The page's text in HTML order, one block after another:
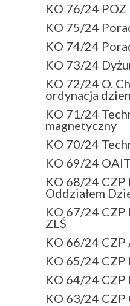
KO 76/24 POZ
KO 75/24
KO 74/24
KO 73/24
KO 72/24 O.
ordynacja
KO 71/24
magnetyczny
KO 70/24
KO 69/24 OAIT
KO 68/24
Oddziałem
KO 67/24 CZP
ZLŚ
KO 66/24
KO 65/24
KO 64/24 CZP
KO 63/24 CZP